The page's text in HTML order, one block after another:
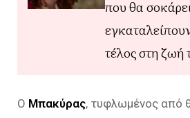
που θα
τέλος στη ζωή
Ο Μπακύρας, τυφλωμένος από